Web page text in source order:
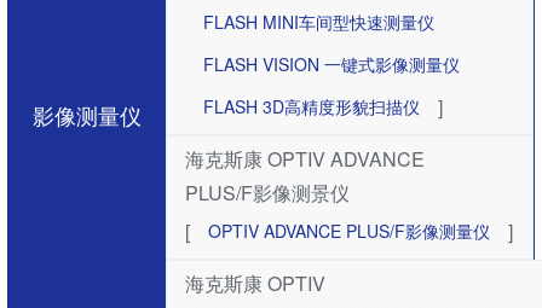
影像测量仪
FLASH MINI车间型快速测量仪
FLASH VISION 一键式影像测量仪
FLASH 3D高精度形貌扫描仪
]
海克斯康 OPTIV ADVANCE
PLUS/F影像测景仪
[
OPTIV ADVANCE PLUS/F影像测量仪
]
海克斯康 OPTIV